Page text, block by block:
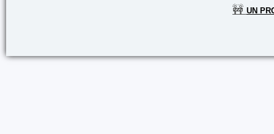
🚧 UN